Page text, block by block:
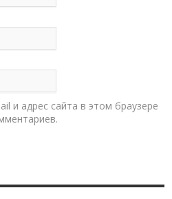
и адрес сайта в этом браузере